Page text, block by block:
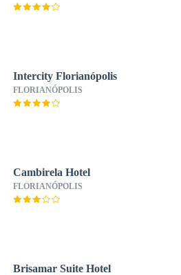
Intercity Florianópolis
FLORIANÓPOLIS
Cambirela Hotel
FLORIANÓPOLIS
Brisamar Suite Hotel